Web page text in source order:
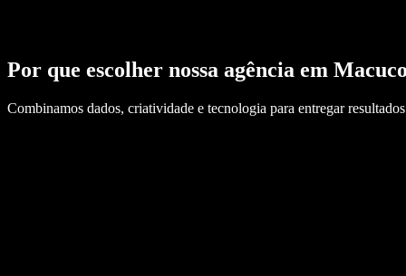
Por que escolher nossa agência em Macuco
Combinamos dados, criatividade e tecnologia para entregar